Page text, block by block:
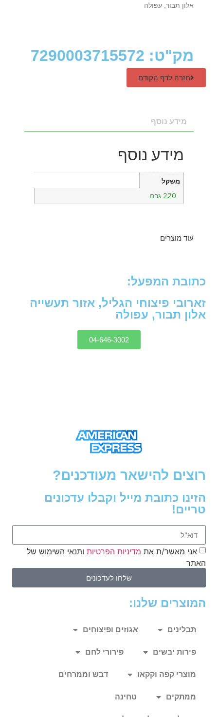
אלון תבור, עפולה
מק"ט: 7290003715572
חזרה לדף הקודם
מידע נוסף
מידע נוסף
משקל
220 גרם
עוד מוצרים
כתובת המפעל:
זארובי פיצוחי הגליל, אזור תעשייה
אלון תבור, עפולה
04-646-3002
רוצים להישאר מעודכנים?
הזינו כתובת מייל וקבלו עדכונים
טריים!
אני מאשר/ת את מדיניות הפרטיות ותנאי השימוש של
האתר
שלחו לעדכונים
המוצרים שלנו:
תבלינים אגוזים ופיצוחים
פירות יבשים פירורי לחם
מוצרי קפה וקקאו דבש וממרחים
ממתקים טחינה